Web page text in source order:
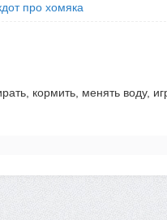
про хомяка
кормить, менять воду,